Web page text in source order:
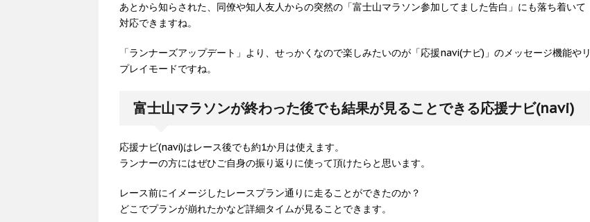
あとから知らされた、同僚や知人友人からの突然の「富士山マラソン参加してました告白」にも落ち着いて
対応できますね。
「ランナーズアップデート」より、せっかくなので楽しみたいのが「応援navi(ナビ)」のメッセージ機能やリ
プレイモードですね。
富士山マラソンが終わった後でも結果が見ることできる応援ナビ(navi)
応援ナビ(navi)はレース後でも約1か月は使えます。
ランナーの方にはぜひご自身の振り返りに使って頂けたらと思います。
レース前にイメージしたレースプラン通りに走ることができたのか？
どこでプランが崩れたかなど詳細タイムが見ることできます。